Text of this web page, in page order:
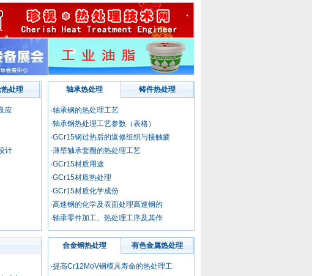
中国热处理行业
协会专家工作委
员会委员 吴
委员
中国热处理行业协
会专家工作委员会
委员 吴
协会专家工作委
员会委员 魏
会专家工作委员会
委员 王
委员
中国热处理行业
协会专家工作委
员会委员 王
处理
应
计
轴承热处理 铸件热处理
·轴承钢的热处理工艺
·轴承钢热处理工艺参数（表格）
·GCr15钢过热后的返修组织与接触疲
·薄壁轴承套圈的热处理工艺
·GCr15材质用途
·GCr15材质热处理
·GCr15材质化学成份
·高速钢的化学及表面处理高速钢的
·轴承零件加工、热处理工序及其作
合金钢热处理 有色金属热处理
·提高Cr12MoV钢模具寿命的热处理工